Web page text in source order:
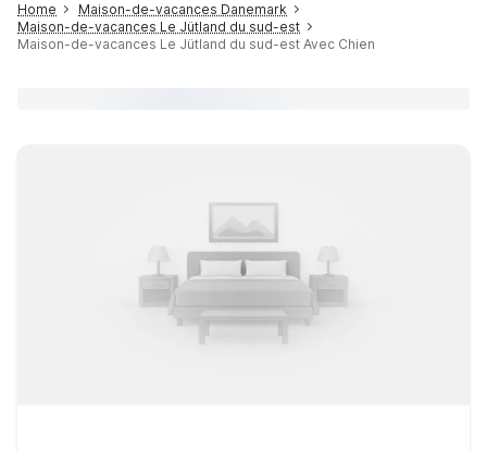
Home
Maison-de-vacances Danemark
Maison-de-vacances Le Jütland du sud-est
Maison-de-vacances Le Jütland du sud-est Avec Chien